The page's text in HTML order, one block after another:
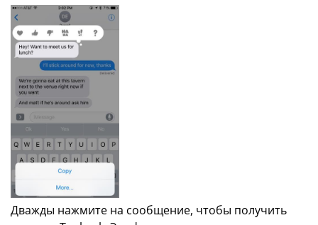
Дважды нажмите на сообщение, чтобы получить